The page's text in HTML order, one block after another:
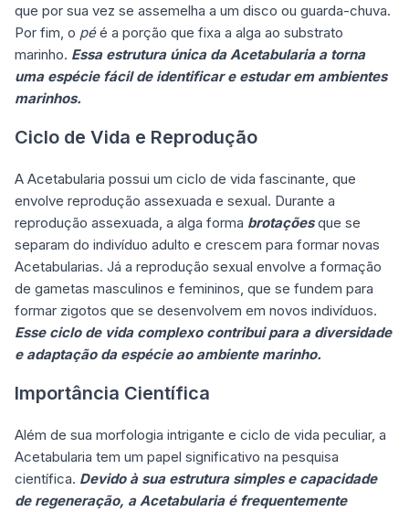
que por sua vez se assemelha a um disco ou guarda-chuva.
Por fim, o péé a porção que fixa a alga ao substrato
marinho. Essa estrutura única da Acetabularia a torna
uma espécie fácil de identificar e estudar em ambientes
marinhos.
Ciclo de Vida e Reprodução
A Acetabularia possui um ciclo de vida fascinante, que
envolve reprodução assexuada e sexual. Durante a
reprodução assexuada, a alga forma brotaçõesque se
separam do indivíduo adulto e crescem para formar novas
Acetabularias. Já a reprodução sexual envolve a formação
de gametas masculinos e femininos, que se fundem para
formar zigotos que se desenvolvem em novos indivíduos.
Esse ciclo de vida complexo contribui para a diversidade
e adaptação da espécie ao ambiente marinho.
Importância Científica
Além de sua morfologia intrigante e ciclo de vida peculiar, a
Acetabularia tem um papel significativo na pesquisa
científica. Devido à sua estrutura simples e capacidade
de regeneração, a Acetabularia é frequentemente